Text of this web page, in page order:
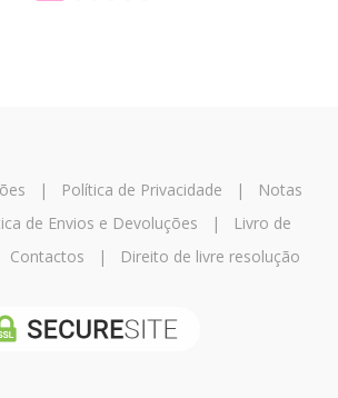
| Política de Privacidade |
Notas
de Envios e Devoluções |
Livro de
Contactos | Direito de livre resolução